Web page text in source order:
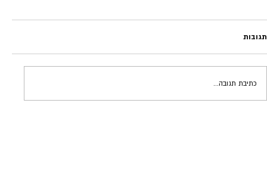
אינסטינקטים מסוכנים | גידי פרדר
תגובות
כתיבת תגובה...